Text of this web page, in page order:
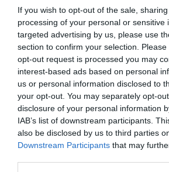
If you wish to opt-out of the sale,
processing of your personal or sensitive
targeted advertising by us, please use
section to confirm your selection.
opt-out request is processed you may
interest-based ads based on personal
us or personal information disclosed to
your opt-out. You may separately opt-
disclosure of your personal information
IAB’s list of downstream participants.
also be disclosed by us to third parties
Downstream Participants that may
poénos stílusban kérdezték, hogy
azt is tudni szerették volna,
megyek az üres terminálban, hiszen
meg hazafelé.
Egész egyszerűen hihetetlen, hogy
reptér személyzete mennyire nem
kommunikálni és az emberekkel
viselkedni. Megértem a
előírásokat, de az, hogy nem
információt, nem adnak sem enni
is szabályosan meg kell velük